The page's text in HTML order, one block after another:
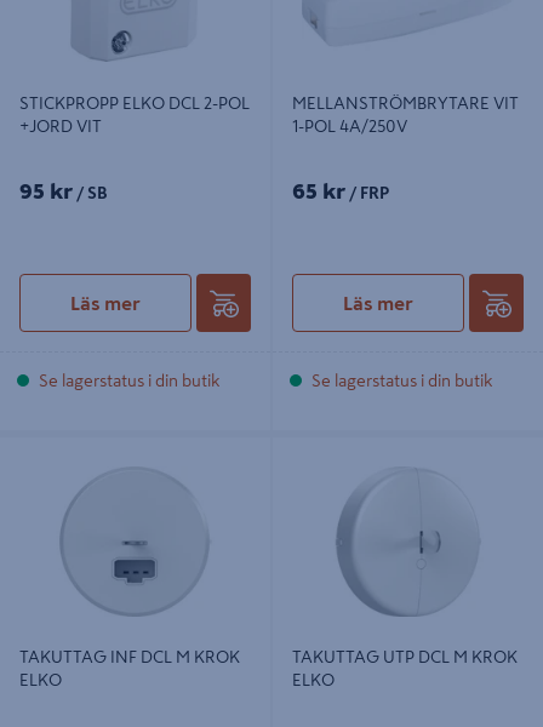
STICKPROPP ELKO DCL 2-POL
+JORD VIT
95 kr / SB
Läs mer
Se lagerstatus i din butik
MELLANSTRÖMBRYTARE VIT
1-POL 4A/250V
65 kr / FRP
Läs mer
Se lagerstatus i din butik
TAKUTTAG INF DCL M KROK
ELKO
TAKUTTAG UTP DCL M KROK
ELKO